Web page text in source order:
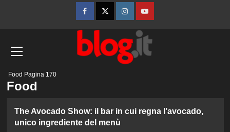
FacebookTwitterInstagramYouTube
principale
Food Pagina 170
Food
The Avocado Show: il bar in cui regna l’avocado,
unico ingrediente del menù